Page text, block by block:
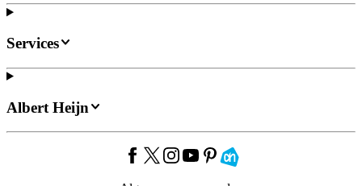
Services
Albert Heijn